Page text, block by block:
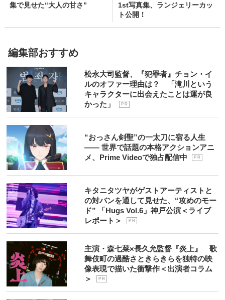
集で見せた“大人の甘さ”
1st写真集、ランジェリーカッ
ト公開！
編集部おすすめ
松永大司監督、『犯罪者』チョン・イ
ルのオファー理由は？ 「滝川という
キャラクターに出会えたことは運が良
かった」
P R
“おっさん剣聖”の一太刀に宿る人生
―― 世界で話題の本格アクションアニ
メ、Prime Videoで独占配信中
P R
キタニタツヤがゲストアーティストと
の対バンを通して見せた、“攻めのモー
ド” 「Hugs Vol.6」神戸公演＜ライブ
レポート＞
P R
主演・森七菜×長久允監督『炎上』 歌
舞伎町の過酷さときらきらを独特の映
像表現で描いた衝撃作＜出演者コラム
＞
P R